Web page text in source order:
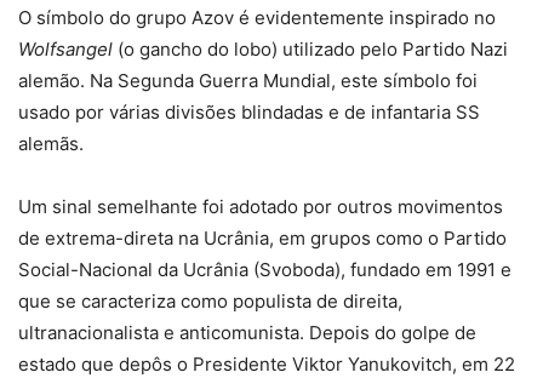
O símbolo do grupo Azov é evidentemente inspirado no
Wolfsangel (o gancho do lobo) utilizado pelo Partido Nazi
alemão. Na Segunda Guerra Mundial, este símbolo foi
usado por várias divisões blindadas e de infantaria SS
alemãs.
Um sinal semelhante foi adotado por outros movimentos
de extrema-direta na Ucrânia, em grupos como o Partido
Social-Nacional da Ucrânia (Svoboda), fundado em 1991 e
que se caracteriza como populista de direita,
ultranacionalista e anticomunista. Depois do golpe de
estado que depôs o Presidente Viktor Yanukovitch, em 22